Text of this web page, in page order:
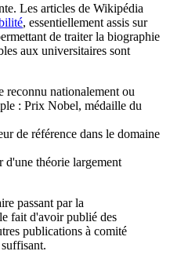
Les articles de Wikipédia
, essentiellement assis sur
de traiter la biographie
aux universitaires sont
nationalement ou
: Prix Nobel, médaille du
de référence dans le domaine
d'une théorie largement
passant par la
fait d'avoir publié des
publications à comité